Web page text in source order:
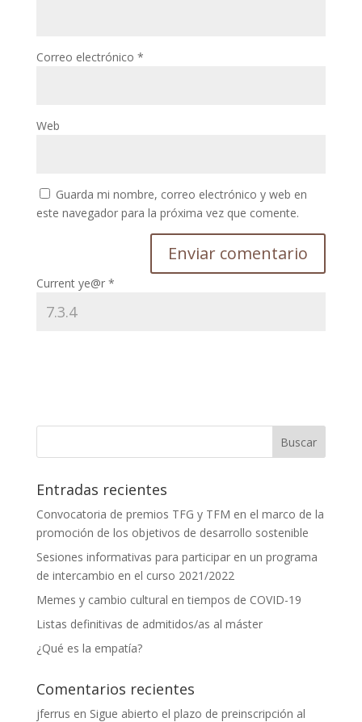
Correo electrónico *
Web
Guarda mi nombre, correo electrónico y web en
este navegador para la próxima vez que comente.
Current ye@r *
Entradas recientes
Convocatoria de premios TFG y TFM en el marco de la
promoción de los objetivos de desarrollo sostenible
Sesiones informativas para participar en un programa
de intercambio en el curso 2021/2022
Memes y cambio cultural en tiempos de COVID-19
Listas definitivas de admitidos/as al máster
¿Qué es la empatía?
Comentarios recientes
jferrus en Sigue abierto el plazo de preinscripción al